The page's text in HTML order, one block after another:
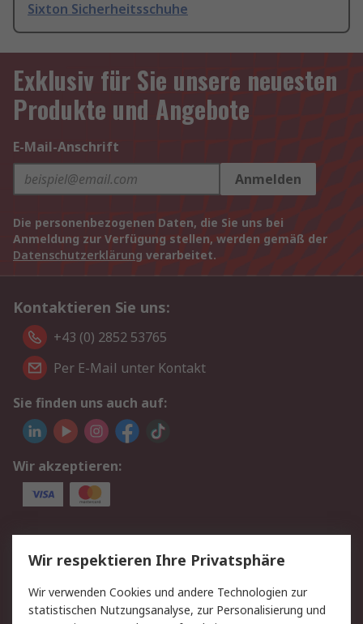
Sixton Sicherheitsschuhe
Exklusiv für Sie unsere neuesten
Produkte und Angebote
E-Mail-Anschrift
Anmelden
Die personenbezogenen Daten, die Sie uns bei
Anmeldung zur Verfügung stellen, werden gemäß der
Datenschutzerklärung verarbeitet.
Kontaktieren Sie uns:
+43 (0) 2852 53765
Per E-Mail unter Kontakt
Sie finden uns auch auf:
Wir akzeptieren:
Service
Value Added Services
Lieferlösungen
Rücksendung/Entsorgung Kontakt
Hilfe
Wir respektieren Ihre Privatsphäre
Wir verwenden Cookies und andere Technologien zur
statistischen Nutzungsanalyse, zur Personalisierung und